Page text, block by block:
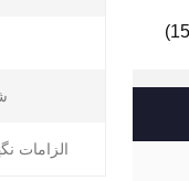
الزامات